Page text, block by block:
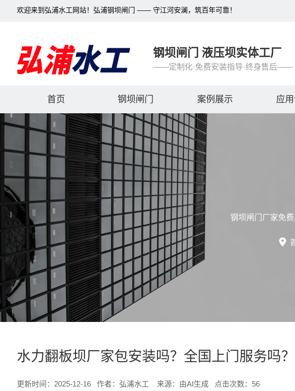
欢迎来到弘浦水工网站！弘浦钢坝闸门 —— 守江河安澜，筑百年可靠！
钢坝闸门 液压坝实体工厂
——定制化·免费安装指导·终身售后——
首页 钢坝闸门 案例展示 应
钢坝闸门厂家免
水力翻板坝厂家包安装吗？全国上门服务吗？
更新时间：2025-12-16 作者：弘浦水工 来源：由AI生成 点击次数：56